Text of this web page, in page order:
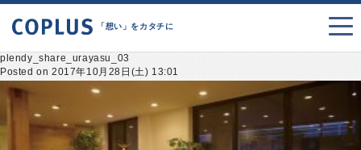
「想い」をカタチに
plendy_share_urayasu_03
Posted on 2017年10月28日(土) 13:01